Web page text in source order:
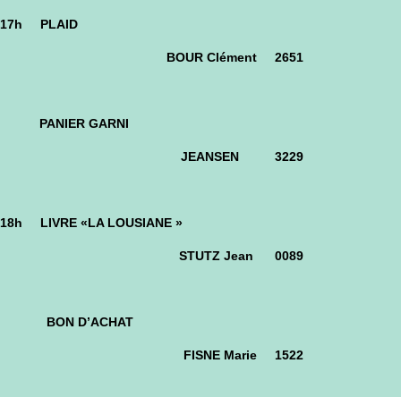
17h PLAID
BOUR Clément 2651
PANIER GARNI
JEANSEN 3229
18h LIVRE «LA LOUSIANE »
STUTZ Jean 0089
BON D’ACHAT
FISNE Marie 1522